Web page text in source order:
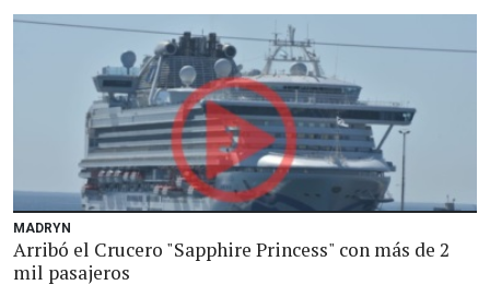
MADRYN
Arribó el Crucero "Sapphire Princess" con más de 2
mil pasajeros